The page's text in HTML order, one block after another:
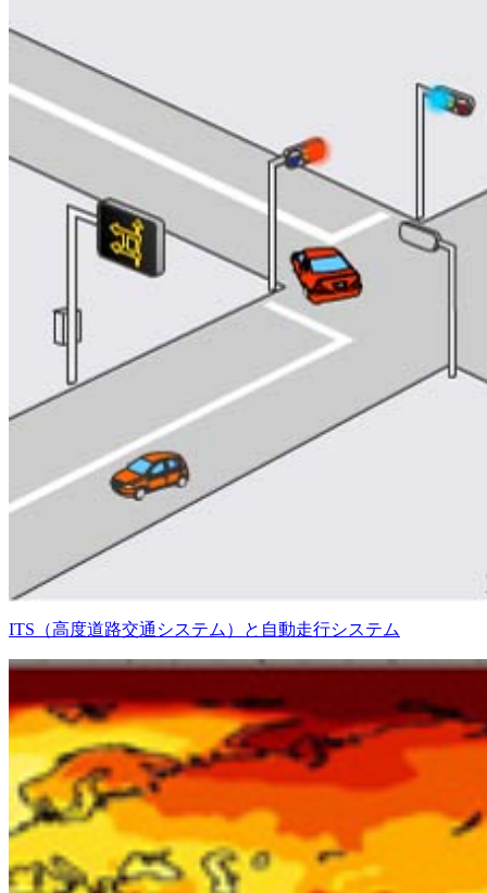
ITS（高度道路交通システム）と自動走行システム